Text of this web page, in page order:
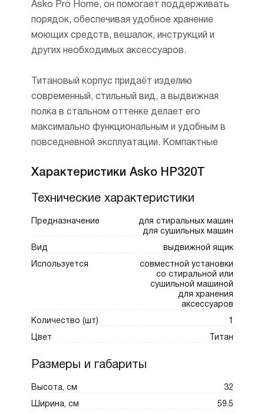
Asko Pro Home, он помогает поддерживать
порядок, обеспечивая удобное хранение
моющих средств, вешалок, инструкций и
других необходимых аксессуаров.
Титановый корпус придаёт изделию
современный, стильный вид, а выдвижная
полка в стальном оттенке делает его
максимально функциональным и удобным в
повседневной эксплуатации. Компактные
кг в упаковке) позволяют разместить ящик в
пространство и обеспечивая лёгкий доступ к
содержимому.
Конструкция выполнена из прочных и
долговечных материалов, что гарантирует
стабильность и надёжность даже при
интенсивной эксплуатации. Напольный ящик
прекрасно справляется с ролью
самостоятельного органайзера, превращая
пространство прачечной в аккуратную и
функциональную зону.
HP320T с выдвижной полкой также
Характеристики Asko HP320T
Технические характеристики
Предназначение
для стиральных машин
для сушильных машин
Вид выдвижной ящик
Используется
совместной установки
со стиральной или
сушильной машиной
для хранения
аксессуаров
Количество (шт) 1
Цвет Титан
Размеры и габариты
Высота, см 32
Ширина, см 59.5